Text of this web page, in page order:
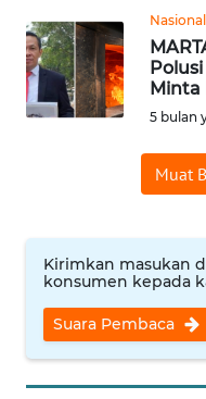
Nasional
Minta
5 bulan
Muat
Kirimkan masukan
konsumen kepada
Suara Pembaca
NUSANTARA
WN
JOGJA
WN
BALI
WN
KALBAR